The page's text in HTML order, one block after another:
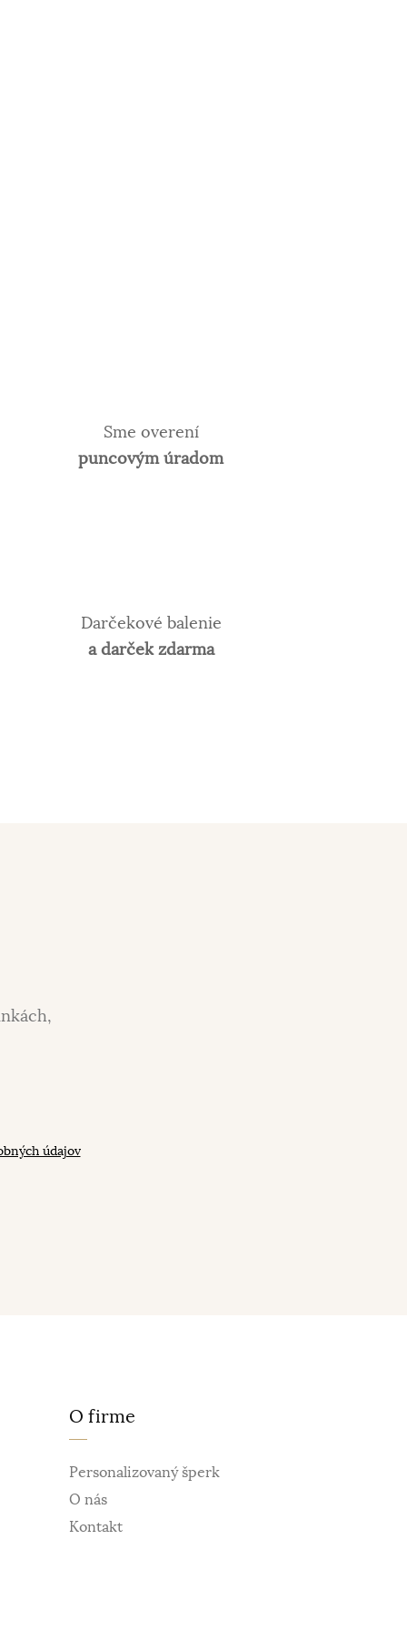
Sme overení
puncovým úradom
Darčekové balenie
a darček zdarma
údajov
O firme
Personalizovaný šperk
O nás
Kontakt